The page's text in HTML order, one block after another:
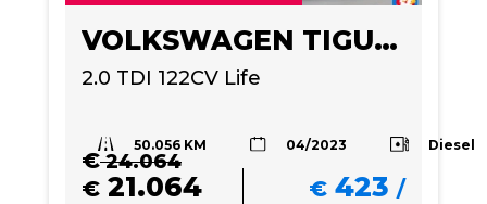
VOLKSWAGEN TIGUAN
2.0 TDI 122CV Life
50.056 KM 04/2023 Diesel
€24.064
€ 21.064 € 423 /